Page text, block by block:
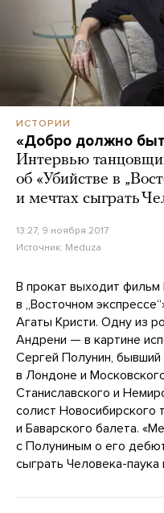
ИСТОРИИ
«Добро должно
Интервью
об «Убийстве в
и мечтах сыграть
13:27, 9 ноября 2017
Источник: Meduza
В прокат выходит фильм
в „Восточном
Агаты Кристи. Одну из
Андрени — в картине
Сергей Полунин,
в Лондоне и
Станиславского и
солист Новосибирского
и Баварского балета.
с Полуниным о его
сыграть Человека-паука